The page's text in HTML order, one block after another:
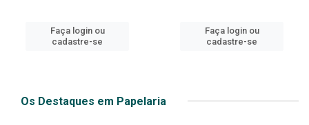
Faça login ou
cadastre-se
Faça login ou
cadastre-se
Os Destaques em Papelaria